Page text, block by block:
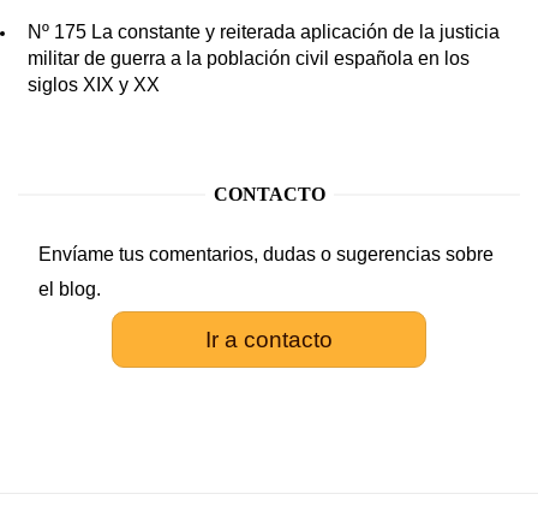
Nº 175 La constante y reiterada aplicación de la justicia
militar de guerra a la población civil española en los
siglos XIX y XX
CONTACTO
Envíame tus comentarios, dudas o sugerencias sobre
el blog.
Ir a contacto